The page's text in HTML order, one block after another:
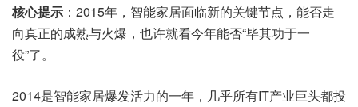
核心提示 ：2015年，智能家居面临新的关键节点，能否走
向真正的成熟与火爆，也许就看今年能否“毕其功于一
役”了。
2014是智能家居爆发活力的一年，几乎所有IT产业巨头都投